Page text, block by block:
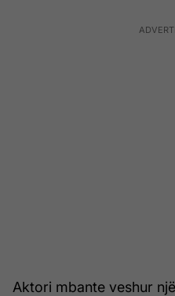
Aktori mbante veshur